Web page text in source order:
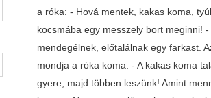
a róka: - Hová mentek, kakas koma,
kocsmába egy messzely bort meginni!
mendegélnek, előtalálnak egy farkast.
mondja a róka koma: - A kakas koma
gyere, majd többen leszünk! Amint